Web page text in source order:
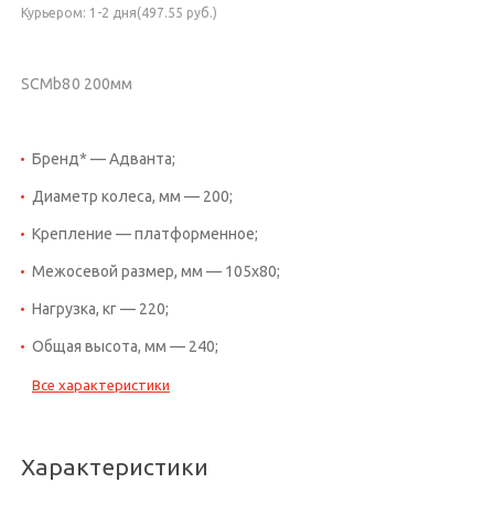
Курьером: 1-2 дня(497.55 руб.)
SCMb80 200мм
Бренд* — Адванта;
Диаметр колеса, мм — 200;
Крепление — платформенное;
Межосевой размер, мм — 105x80;
Нагрузка, кг — 220;
Общая высота, мм — 240;
Все характеристики
Характеристики